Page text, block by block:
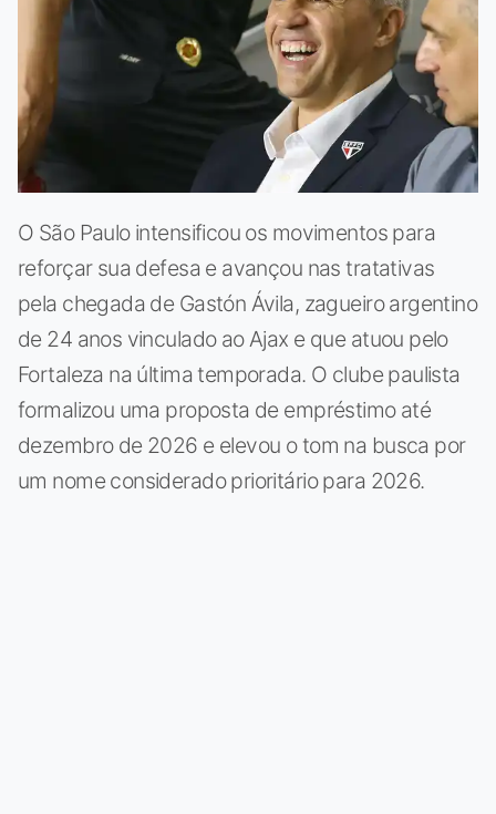
O São Paulo intensificou os movimentos para
reforçar sua defesa e avançou nas tratativas
pela chegada de Gastón Ávila, zagueiro argentino
de 24 anos vinculado ao Ajax e que atuou pelo
Fortaleza na última temporada. O clube paulista
formalizou uma proposta de empréstimo até
dezembro de 2026 e elevou o tom na busca por
um nome considerado prioritário para 2026.